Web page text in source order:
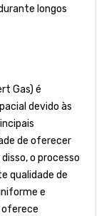
longos
Gas) é
devido às
de oferecer
o processo
qualidade de
e
oferece